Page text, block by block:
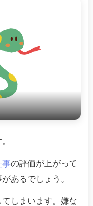
事の評価が上がって
あるでしょう。
しまいます。嫌な